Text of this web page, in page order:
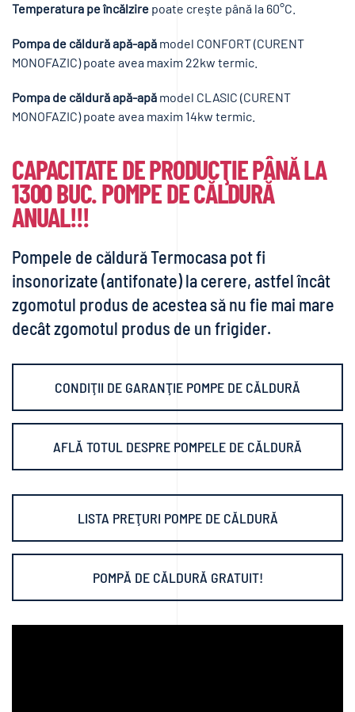
Temperatura pe încălzire poate creşte până la 60°C.
Pompa de căldură apă-apă model CONFORT (CURENT
MONOFAZIC) poate avea maxim 22kw termic.
Pompa de căldură apă-apă model CLASIC (CURENT
MONOFAZIC) poate avea maxim 14kw termic.
CAPACITATE DE PRODUCŢIE PÂNĂ LA
1300 BUC. POMPE DE CĂLDURĂ
ANUAL!!!
Pompele de căldură Termocasa pot fi
insonorizate (antifonate) la cerere, astfel încât
zgomotul produs de acestea să nu fie mai mare
decât zgomotul produs de un frigider.
CONDIŢII DE GARANŢIE POMPE DE CĂLDURĂ
AFLĂ TOTUL DESPRE POMPELE DE CĂLDURĂ
LISTA PREŢURI POMPE DE CĂLDURĂ
POMPĂ DE CĂLDURĂ GRATUIT!